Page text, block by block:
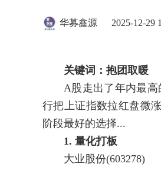
华募鑫源 2025-12-29
关键词：抱团取暖
A股走出了年内最高的
行把上证指数拉红盘微
阶段最好的选择...
1. 量化打板
大业股份(603278)